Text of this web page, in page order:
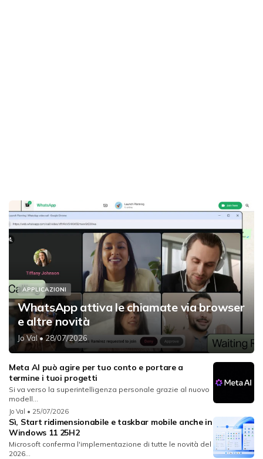
APPLICAZIONI
WhatsApp attiva le chiamate via browser
e altre novità
Jo Val• 28/07/2026
Meta AI può agire per tuo conto e portare a
termine i tuoi progetti
Si va verso la superintelligenza personale grazie al nuovo
modell...
Jo Val • 25/07/2026
Sì, Start ridimensionabile e taskbar mobile anche in
Windows 11 25H2
Microsoft conferma l'implementazione di tutte le novità del
2026...